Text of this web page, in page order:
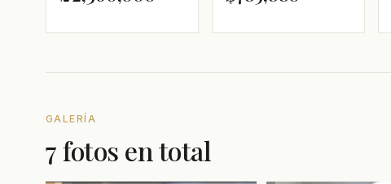
GALERÍA
7 fotos en total